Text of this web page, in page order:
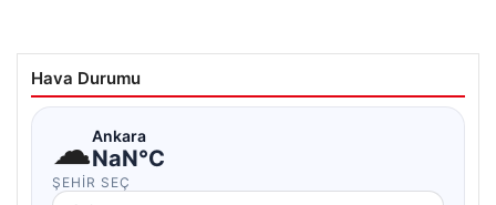
Hava Durumu
☁Ankara
NaN°C
ŞEHIR SEÇ